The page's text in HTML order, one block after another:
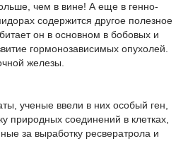
чем в вине! А еще в генно-
содержится другое полезное
он в основном в бобовых и
гормонозависимых опухолей.
железы.
ученые ввели в них особый ген,
природных соединений в клетках,
за выработку ресвератрола и